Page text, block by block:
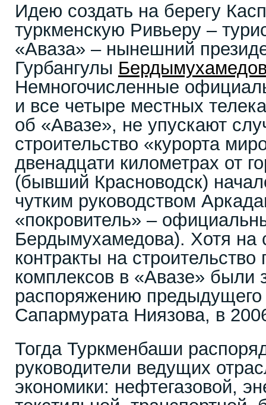
Идею создать на берегу
туркменскую Ривьеру –
«Аваза» – нынешний
Гурбангулы
Немногочисленные
и все четыре местных
об «Авазе», не упускают
строительство «курорта
двенадцати километрах от
(бывший Красноводск)
чутким руководством
«покровитель» –
Бердымухамедова). Хотя
контракты на строительство
комплексов в «Авазе»
распоряжению предыдущего
Сапармурата Ниязова, в
Тогда Туркменбаши
руководители ведущих
экономики: нефтегазовой,